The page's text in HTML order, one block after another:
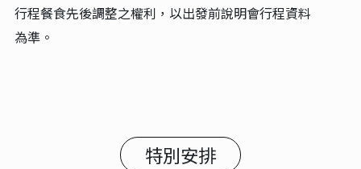
行程餐食先後調整之權利，以出發前說明會行程資料
為準。
特別安排